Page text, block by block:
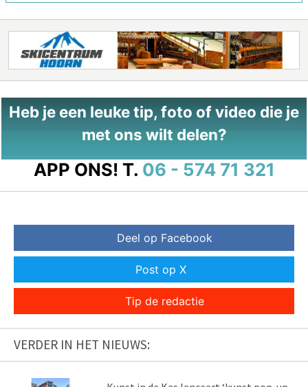
Heb je een leuke tip, foto of video die je
met ons wilt delen?
APP ONS! T. 06 - 574 71 321
Deel op Facebook
Post op X
Tip de redactie
VERDER IN HET NIEUWS: